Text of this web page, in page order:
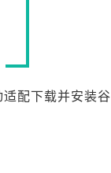
配下载并安装谷